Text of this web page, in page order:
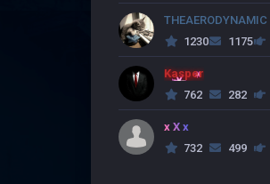
THEAERODYNAMIC
1230
1175
Kasper
762
282
x X x
732
499